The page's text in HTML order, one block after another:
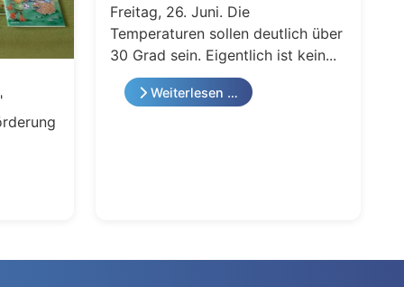
Freitag, 26. Juni. Die
Temperaturen sollen deutlich über
30 Grad sein. Eigentlich ist kein...
Weiterlesen …